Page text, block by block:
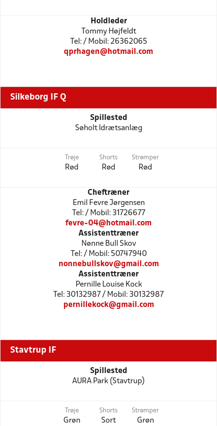
Holdleder
Tommy Højfeldt
Tel: / Mobil: 26362065
qprhagen@hotmail.com
Silkeborg IF Q
Spillested
Søholt Idrætsanlæg
Trøje
Rød
Shorts
Rød
Strømper
Rød
Cheftræner
Emil Fevre Jørgensen
Tel: / Mobil: 31726677
fevre-04@hotmail.com
Assistenttræner
Nønne Bull Skov
Tel: / Mobil: 50747940
nonnebullskov@gmail.com
Assistenttræner
Pernille Louise Kock
Tel: 30132987 / Mobil: 30132987
pernillekock@gmail.com
Stavtrup IF
Spillested
AURA Park (Stavtrup)
Trøje
Grøn
Shorts
Sort
Strømper
Grøn